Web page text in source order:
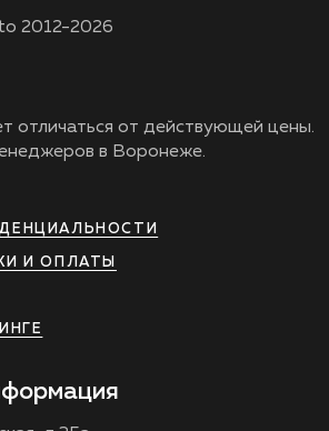
2012-2026
отличаться от действующей цены.
в Воронеже.
И ОПЛАТЫ